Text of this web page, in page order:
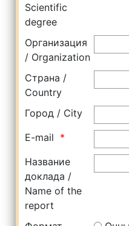
Scientific
degree
Организация
/ Organization
Страна /
Country
Город / City
E-mail
Название
доклада /
Name of the
report